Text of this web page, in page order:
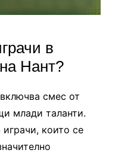
в
Нант?
смес от
млади таланти.
които се